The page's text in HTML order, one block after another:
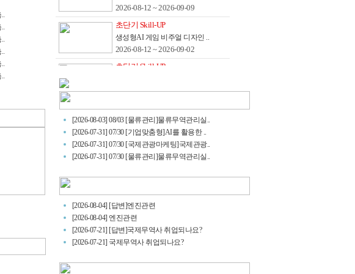
2026-08-12 ~ 2026-09-09
초단기 Skill-UP
생성형AI 게임 비주얼 디자인 ..
2026-08-12 ~ 2026-09-02
초단기 Skill-UP
2026-08-12 ~ 2026-09-02
초단기 Skill-UP
스케치업 활용 3D배경 제작 - ..
2026-08-13 ~ 2026-09-03
[2026-08-03] 08/03 [물류관리]물류무역관리실..
[2026-07-31] 07/30 [기업맞춤형]AI를 활용한 ..
[2026-07-31] 07/30 [국제관광마케팅]국제관광..
[2026-07-31] 07/30 [물류관리]물류무역관리실..
[2026-08-04] [답변]엔진관련
[2026-08-04] 엔진관련
[2026-07-21] [답변]국제무역사 취업되나요?
[2026-07-21] 국제무역사 취업되나요?